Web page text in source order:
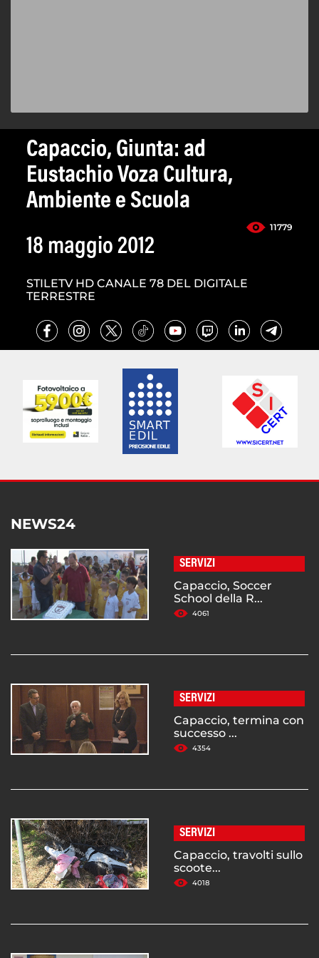
Capaccio, Giunta: ad
Eustachio Voza Cultura,
Ambiente e Scuola
11779
18 maggio 2012
STILETV HD CANALE 78 DEL DIGITALE
TERRESTRE
NEWS24
SERVIZI
Capaccio, Soccer
School della R...
4061
SERVIZI
Capaccio, termina con
successo ...
4354
SERVIZI
Capaccio, travolti sullo
scoote...
4018